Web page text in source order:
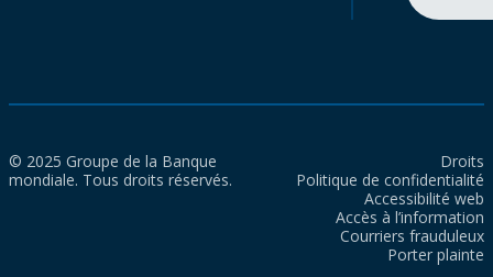
© 2025 Groupe de la Banque
mondiale. Tous droits réservés.
Droits
Politique de confidentialité
Accessibilité web
Accès à l’information
Courriers frauduleux
Porter plainte